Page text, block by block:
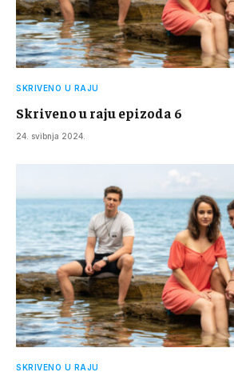
SKRIVENO U RAJU
Skriveno u raju epizoda 6
24. svibnja 2024.
SKRIVENO U RAJU